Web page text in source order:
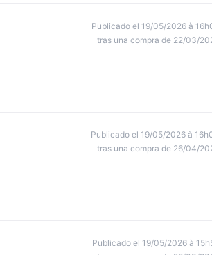
Publicado el 19/05/2026 à
tras una compra de 22/03/
Publicado el 19/05/2026 à
tras una compra de 26/04/
Publicado el 19/05/2026 à